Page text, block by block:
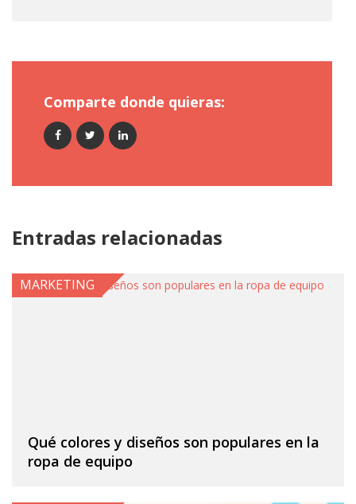
Comparte donde quieras:
Entradas relacionadas
Qué colores y diseños son populares en la
ropa de equipo
MARKETING